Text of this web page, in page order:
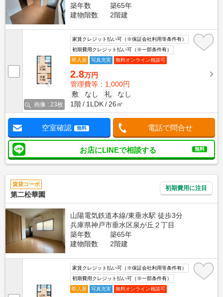
築年数
築65年
建物階数
2階建
画像 : 23枚
家賃クレジット払い可（※保証会社利用等条件有）
初期費用クレジット払い可（※一部条件有）
即入居
写真充実 無料オンライン相談可
2.8万円
管理費等：1,000円
敷
なし 礼
なし
1階
1LDK 26㎡
空室確認 無料 電話で問合せ
お店にLINEで相談する 無料
賃貸コーポ
第二松華園
初期費用に注目
山陽電気鉄道本線/東垂水駅 徒歩3分
兵庫県神戸市垂水区泉が丘２丁目
築年数
築65年
建物階数
2階建
家賃クレジット払い可（※保証会社利用等条件有）
初期費用クレジット払い可（※一部条件有）
即入居
写真充実 無料オンライン相談可